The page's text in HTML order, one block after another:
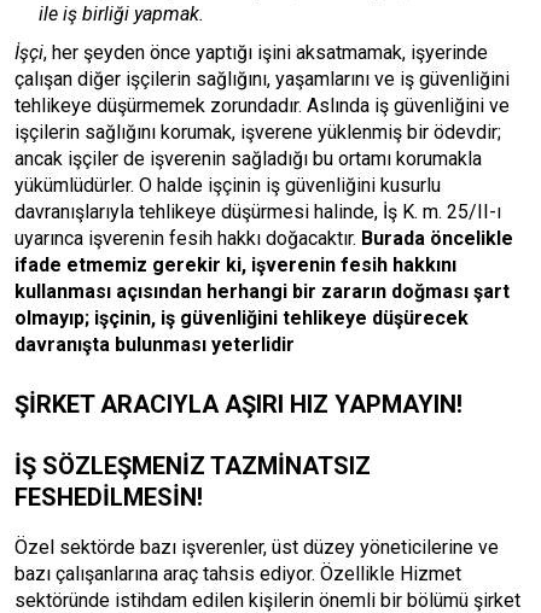
ile iş birliği yapmak.
İşçi, her şeyden önce yaptığı işini aksatmamak, işyerinde
çalışan diğer işçilerin sağlığını, yaşamlarını ve iş güvenliğini
tehlikeye düşürmemek zorundadır. Aslında iş güvenliğini ve
işçilerin sağlığını korumak, işverene yüklenmiş bir ödevdir;
ancak işçiler de işverenin sağladığı bu ortamı korumakla
yükümlüdürler. O halde işçinin iş güvenliğini kusurlu
davranışlarıyla tehlikeye düşürmesi halinde, İş K. m. 25/II-ı
uyarınca işverenin fesih hakkı doğacaktır. Burada öncelikle
ifade etmemiz gerekir ki, işverenin fesih hakkını
kullanması açısından herhangi bir zararın doğması şart
olmayıp; işçinin, iş güvenliğini tehlikeye düşürecek
davranışta bulunması yeterlidir
ŞİRKET ARACIYLA AŞIRI HIZ YAPMAYIN!
İŞ SÖZLEŞMENİZ TAZMİNATSIZ
FESHEDİLMESİN!
Özel sektörde bazı işverenler, üst düzey yöneticilerine ve
bazı çalışanlarına araç tahsis ediyor. Özellikle Hizmet
sektöründe istihdam edilen kişilerin önemli bir bölümü şirket